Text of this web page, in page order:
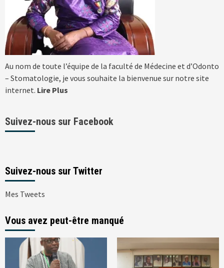
Au nom de toute l’équipe de la faculté de Médecine et d’Odonto
– Stomatologie, je vous souhaite la bienvenue sur notre site
internet. Lire Plus
Suivez-nous sur Facebook
Suivez-nous sur Twitter
Mes Tweets
Vous avez peut-être manqué